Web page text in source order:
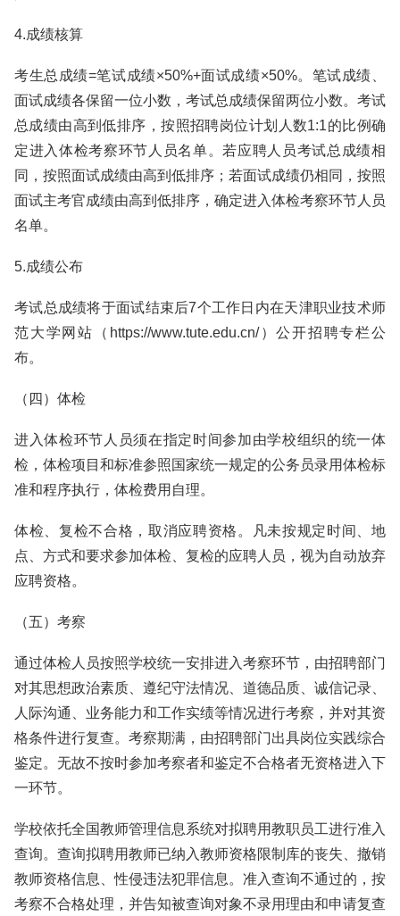
4.成绩核算
考生总成绩=笔试成绩×50%+面试成绩×50%。笔试成绩、
面试成绩各保留一位小数，考试总成绩保留两位小数。考试
总成绩由高到低排序，按照招聘岗位计划人数1:1的比例确
定进入体检考察环节人员名单。若应聘人员考试总成绩相
同，按照面试成绩由高到低排序；若面试成绩仍相同，按照
面试主考官成绩由高到低排序，确定进入体检考察环节人员
名单。
5.成绩公布
考试总成绩将于面试结束后7个工作日内在天津职业技术师
范大学网站（https://www.tute.edu.cn/）公开招聘专栏公
布。
（四）体检
进入体检环节人员须在指定时间参加由学校组织的统一体
检，体检项目和标准参照国家统一规定的公务员录用体检标
准和程序执行，体检费用自理。
体检、复检不合格，取消应聘资格。凡未按规定时间、地
点、方式和要求参加体检、复检的应聘人员，视为自动放弃
应聘资格。
（五）考察
通过体检人员按照学校统一安排进入考察环节，由招聘部门
对其思想政治素质、遵纪守法情况、道德品质、诚信记录、
人际沟通、业务能力和工作实绩等情况进行考察，并对其资
格条件进行复查。考察期满，由招聘部门出具岗位实践综合
鉴定。无故不按时参加考察者和鉴定不合格者无资格进入下
一环节。
学校依托全国教师管理信息系统对拟聘用教职员工进行准入
查询。查询拟聘用教师已纳入教师资格限制库的丧失、撤销
教师资格信息、性侵违法犯罪信息。准入查询不通过的，按
考察不合格处理，并告知被查询对象不录用理由和申请复查